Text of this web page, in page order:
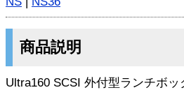
商品説明
Ultra160 SCSI 外付型ランチボ